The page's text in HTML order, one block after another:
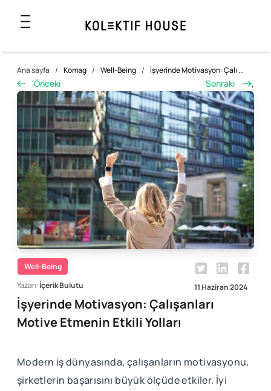
Ana sayfa / Komag / Well-Being / İşyerinde Motivasyon: Çalı ...
Önceki Sonraki ,
Well-Being
Yazan:İçerik Bulutu 11 Haziran 2024
İşyerinde Motivasyon: Çalışanları
Motive Etmenin Etkili Yolları
Modern iş dünyasında, çalışanların motivasyonu,
şirketlerin başarısını büyük ölçüde etkiler. İyi